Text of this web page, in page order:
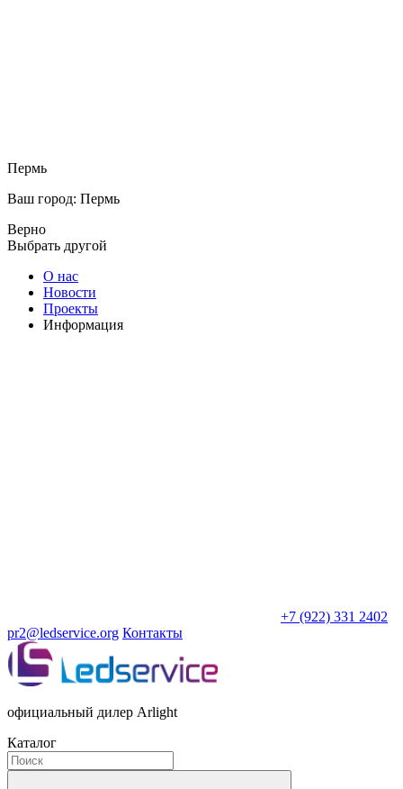
Пермь
Ваш город: Пермь
Верно
Выбрать другой
О нас
Новости
Проекты
Информация
+7 (922) 331 2402
pr2@ledservice.org Контакты
официальный дилер Arlight
Каталог